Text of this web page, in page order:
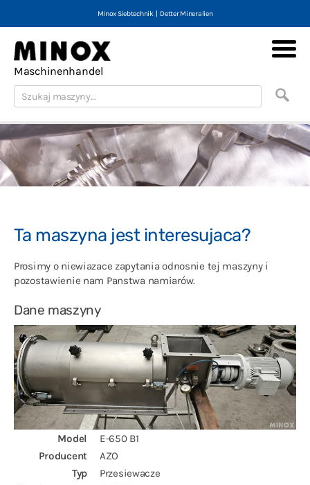
Minox Siebtechnik| Detter Mineralien
Maschinenhandel
Ta maszyna jest interesujaca?
Prosimy o niewiazace zapytania odnosnie tej maszyny i
pozostawienie nam Panstwa namiarów.
Dane maszyny
Model
E-650 B1
Producent
AZO
Typ
Przesiewacze
Minox Machines
Maszyny (nowe i używane)
Skup maszyn
Teczka
Kontakt
Imprint
Wykluczenie odpowiedzialnosci
English
Polski